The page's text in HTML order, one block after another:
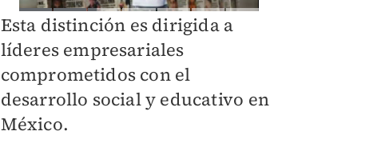
Esta distinción es dirigida a
líderes empresariales
comprometidos con el
desarrollo social y educativo en
México.